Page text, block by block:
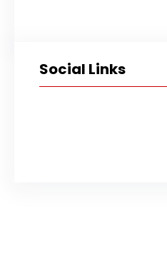
Social Links